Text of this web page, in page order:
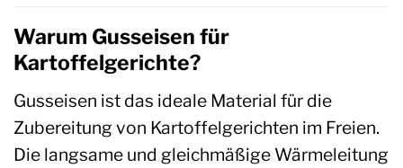
Warum Gusseisen für
Kartoffelgerichte?
Gusseisen ist das ideale Material für die
Zubereitung von Kartoffelgerichten im Freien.
Die langsame und gleichmäßige Wärmeleitung